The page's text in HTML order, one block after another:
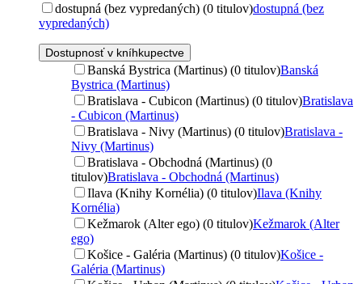
dostupná (bez vypredaných) (0 titulov)dostupná (bez
vypredaných)
Dostupnosť v kníhkupectve
Banská Bystrica (Martinus) (0 titulov)Banská
Bystrica (Martinus)
Bratislava - Cubicon (Martinus) (0 titulov)Bratislava
- Cubicon (Martinus)
Bratislava - Nivy (Martinus) (0 titulov)Bratislava -
Nivy (Martinus)
Bratislava - Obchodná (Martinus) (0
titulov)Bratislava - Obchodná (Martinus)
Ilava (Knihy Kornélia) (0 titulov)Ilava (Knihy
Kornélia)
Kežmarok (Alter ego) (0 titulov)Kežmarok (Alter
ego)
Košice - Galéria (Martinus) (0 titulov)Košice -
Galéria (Martinus)